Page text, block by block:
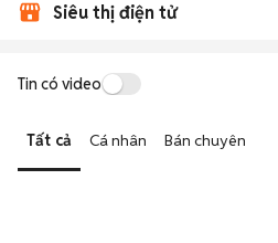
Siêu thị điện tử
Tin có video
Tất cả Cá nhân Bán chuyên